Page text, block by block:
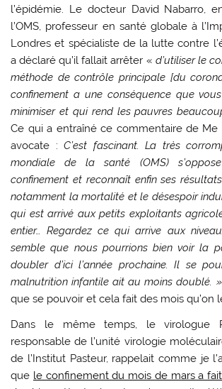
l’épidémie. Le docteur David Nabarro,
l’OMS, professeur en santé globale à
Londres et spécialiste de la lutte contre
a déclaré qu’il fallait arrêter « d’utiliser le
méthode de contrôle principale [du
confinement a une conséquence que
minimiser et qui rend les pauvres
Ce qui a entraîné ce commentaire de Me
avocate :C’est fascinant. La très
mondiale de la santé (OMS)
confinement et reconnaît enfin ses
notamment la mortalité et le désespoir
qui est arrivé aux petits exploitants
entier… Regardez ce qui arrive aux
semble que nous pourrions bien voir la
doubler d’ici l’année prochaine. Il se
malnutrition infantile ait au moins doublé. »
que se pouvoir et cela fait des mois qu’on
Dans le même temps, le virologue
responsable de l’unité virologie
de l’Institut Pasteur, rappelait comme je
que le confinement du mois de mars a